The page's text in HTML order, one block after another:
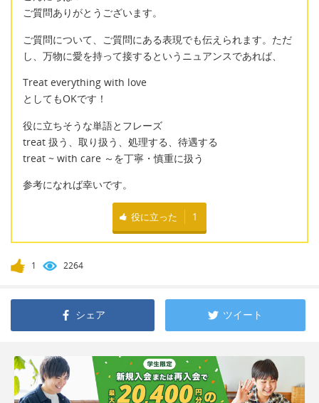
ご質問ありがとうございます。
ご質問について、ご質問にある表現でも伝えられます。ただ
し、万物に愛を持って接するというニュアンスであれば、
Treat everything with love
としてもOKです！
役に立ちそうな単語とフレーズ
treat 扱う、取り扱う、処理する、待遇する
treat ~ with care ～を丁寧・慎重に扱う
参考になれば幸いです。
役に立った 1
1 2264
シェア ツイート